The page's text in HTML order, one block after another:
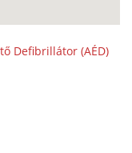
Defibrillátor (AÉD)